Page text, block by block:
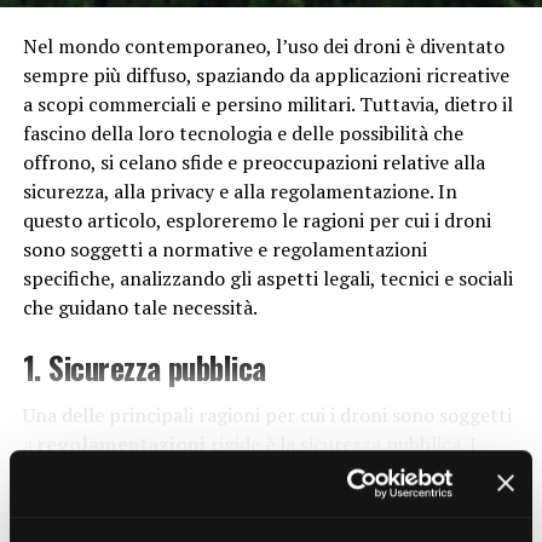
RELATED TOPICS:
UP NEXT
Perché consumiamo molta plastica?
DON'T MISS
Perché la connettività Internet è essenziale per il
funzionamento di molte tecnologie moderne?
approcci nella lotta contro il cancro. Terapie come
l’immunoterapia, che sfruttano il sistema immunitario
del paziente per combattere il cancro, stanno
dimostrando un enorme potenziale nel migliorare le
prospettive di sopravvivenza e ridurre gli effetti
collaterali dei trattamenti tradizionali come la
chemioterapia.
Impatto sull’Ambiente e
sull’Agricoltura
La biotecnologia non è solo una forza di cambiamento
nel settore della salute, ma ha anche un impatto
significativo sull’ambiente e sull’agricoltura. Attraverso
grado di sviluppare varietà più resistenti alle malattie e
agli agenti atmosferici avversi, riducendo la dipendenza
Nel mondo contemporaneo, l’uso dei droni è diventato
sempre più diffuso, spaziando da applicazioni ricreative
a scopi commerciali e persino militari. Tuttavia, dietro il
fascino della loro tecnologia e delle possibilità che
offrono, si celano sfide e preoccupazioni relative alla
sicurezza, alla privacy e alla regolamentazione. In
questo articolo, esploreremo le ragioni per cui i droni
sono soggetti a normative e regolamentazioni
specifiche, analizzando gli aspetti legali, tecnici e sociali
che guidano tale necessità.
1. Sicurezza pubblica
Una delle principali ragioni per cui i droni sono soggetti
aregolamentazionirigide è la sicurezza pubblica. I
droni, soprattutto quelli di dimensioni maggiori
utilizzati per scopi commerciali, possono costituire un